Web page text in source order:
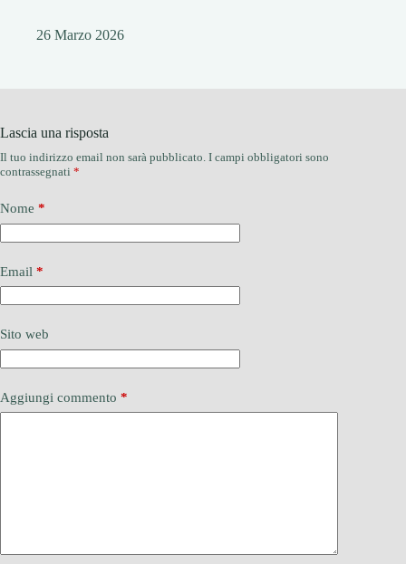
26 Marzo 2026
Lascia una risposta
Il tuo indirizzo email non sarà pubblicato. I campi obbligatori sono
contrassegnati *
Nome *
Email *
Sito web
Aggiungi commento *